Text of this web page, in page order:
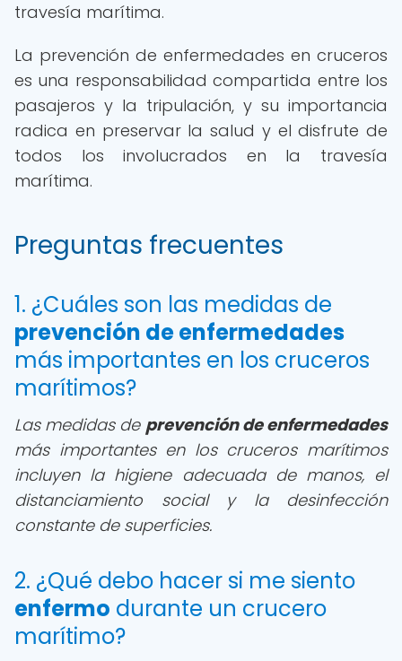
travesía marítima.
La prevención de enfermedades en cruceros
es una responsabilidad compartida entre los
pasajeros y la tripulación, y su importancia
radica en preservar la salud y el disfrute de
todos los involucrados en la travesía
marítima.
Preguntas frecuentes
1. ¿Cuáles son las medidas de
prevención de enfermedades
más importantes en los cruceros
marítimos?
Las medidas de prevención de enfermedades
más importantes en los cruceros marítimos
incluyen la higiene adecuada de manos, el
distanciamiento social y la desinfección
constante de superficies.
2. ¿Qué debo hacer si me siento
enfermo durante un crucero
marítimo?